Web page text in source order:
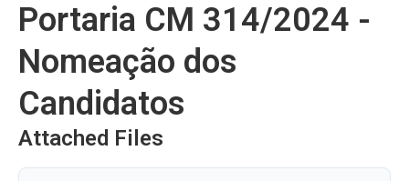
Portaria CM 314/2024 -
Nomeação dos
Candidatos
Attached Files